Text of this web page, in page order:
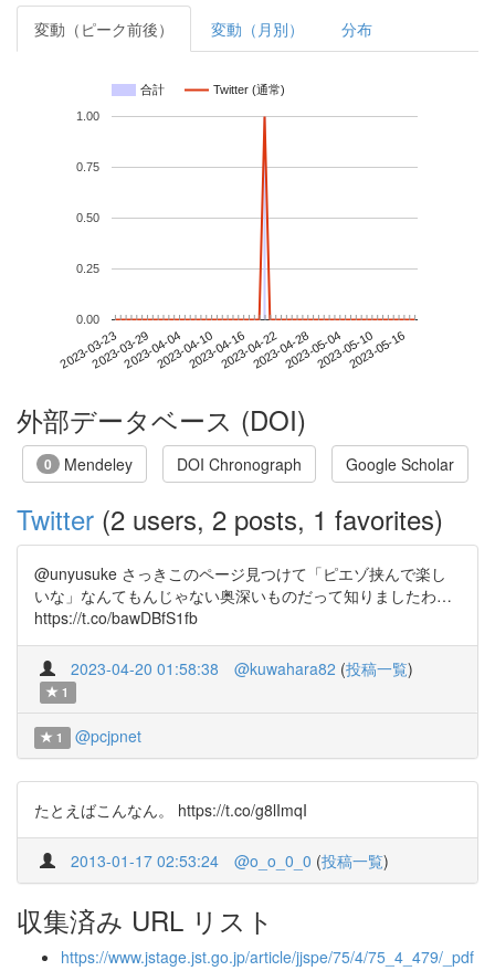
変動（ピーク前後） 変動（月別） 分布
合計 Twitter (通常)
2023-03-232023-03-292023-04-042023-04-102023-04-162023-04-222023-04-282023-05-042023-05-102023-05-16
0.00
0.25
0.50
0.75
1.00
外部データベース (DOI)
0 Mendeley DOI Chronograph Google Scholar
Twitter (2 users, 2 posts, 1 favorites)
@unyusuke さっきこのページ見つけて「ピエゾ挟んで楽し
いな」なんてもんじゃない奥深いものだって知りましたわ…
https://t.co/bawDBfS1fb
2023-04-20 01:58:38 @kuwahara82 (投稿一覧)
1
1 @pcjpnet
たとえばこんなん。 https://t.co/g8lImqI
2013-01-17 02:53:24 @o_o_0_0 (投稿一覧)
収集済み URL リスト
https://www.jstage.jst.go.jp/article/jjspe/75/4/75_4_479/_pdf